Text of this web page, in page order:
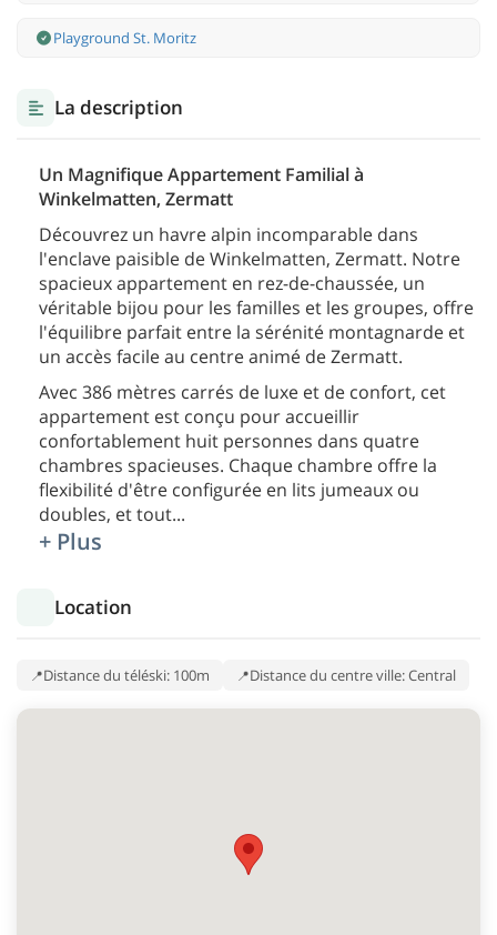
Playground St. Moritz
La description
Un Magnifique Appartement Familial à
Winkelmatten, Zermatt
Découvrez un havre alpin incomparable dans
l'enclave paisible de Winkelmatten, Zermatt. Notre
spacieux appartement en rez-de-chaussée, un
véritable bijou pour les familles et les groupes, offre
l'équilibre parfait entre la sérénité montagnarde et
un accès facile au centre animé de Zermatt.
Avec 386 mètres carrés de luxe et de confort, cet
appartement est conçu pour accueillir
confortablement huit personnes dans quatre
chambres spacieuses. Chaque chambre offre la
flexibilité d'être configurée en lits jumeaux ou
doubles, et tout...
+ Plus
Location
Distance du téléski: 100m Distance du centre ville: Central